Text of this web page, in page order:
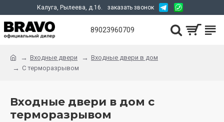
Калуга, Рылеева, д.16. заказать звонок
89023960709
Входные двери
Входные двери в дом
С терморазрывом
Входные двери в дом с
терморазрывом